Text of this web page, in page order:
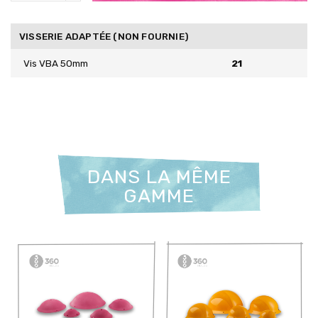
VISSERIE ADAPTÉE (NON FOURNIE)
Vis VBA 50mm 21
DANS LA MÊME
GAMME